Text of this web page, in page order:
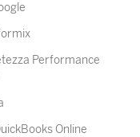
Performance
Online